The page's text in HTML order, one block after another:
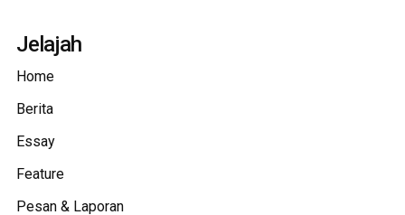
Jelajah
Home
Berita
Essay
Feature
Pesan & Laporan